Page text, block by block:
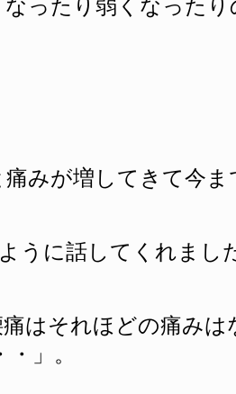
ったり弱くなった
みが増してきて今ま
うに話してくれまし
はそれほどの痛みは
」。